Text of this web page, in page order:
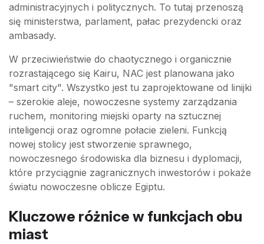
administracyjnych i politycznych. To tutaj przenoszą
się ministerstwa, parlament, pałac prezydencki oraz
ambasady.
W przeciwieństwie do chaotycznego i organicznie
rozrastającego się Kairu, NAC jest planowana jako
"smart city". Wszystko jest tu zaprojektowane od linijki
– szerokie aleje, nowoczesne systemy zarządzania
ruchem, monitoring miejski oparty na sztucznej
inteligencji oraz ogromne połacie zieleni. Funkcją
nowej stolicy jest stworzenie sprawnego,
nowoczesnego środowiska dla biznesu i dyplomacji,
które przyciągnie zagranicznych inwestorów i pokaże
światu nowoczesne oblicze Egiptu.
Kluczowe różnice w funkcjach obu
miast